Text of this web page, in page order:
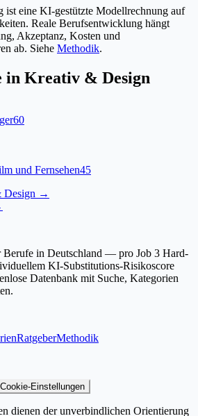
ist eine KI-gestützte Modellrechnung auf
Reale Berufsentwicklung hängt
Akzeptanz, Kosten und
ab. Siehe Methodik.
in Kreativ & Design
60
und Fernsehen45
Design →
Berufe in Deutschland — pro Job 3 Hard-
KI-Substitutions-Risikoscore
Datenbank mit Suche, Kategorien
RatgeberMethodik
Cookie-Einstellungen
dienen der unverbindlichen Orientierung